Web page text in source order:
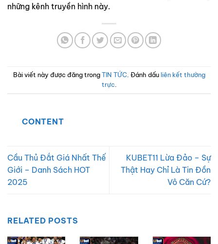
những kênh truyền hình này.
Bài viết này được đăng trongTIN TỨC. Đánh dấu liên kết thường
trực
CONTENT
Cầu Thủ Đắt Giá Nhất Thế
Giới – Danh Sách HOT
2025
KUBET11 Lừa Đảo – Sự
Thật Hay Chỉ Là Tin Đồn
Vô Căn Cứ?
RELATED POSTS